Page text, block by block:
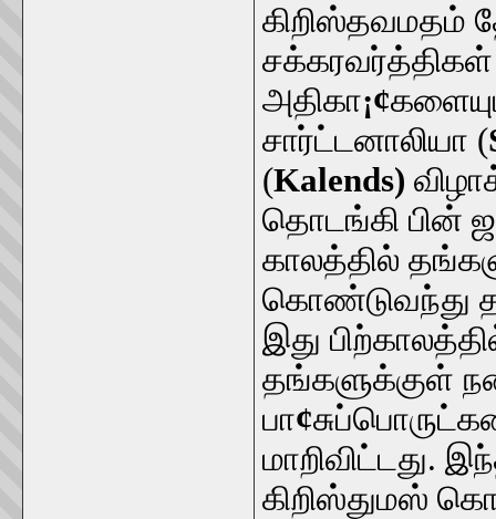
கிறிஸ்தவமதம்
அதிகா¡¢
சார்ட்டனாலியா (
(Kalends)
தொடங்கி பின்
காலத்தில்
கொண்டுவந்து
இது
தங்களுக்குள்
பா¢
மாறிவிட்டது.
கிறிஸ்துமஸ்